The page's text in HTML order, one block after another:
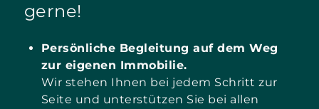
gerne!
Persönliche Begleitung auf dem Weg
zur eigenen Immobilie.
Wir stehen Ihnen bei jedem Schritt zur
Seite und unterstützen Sie bei allen